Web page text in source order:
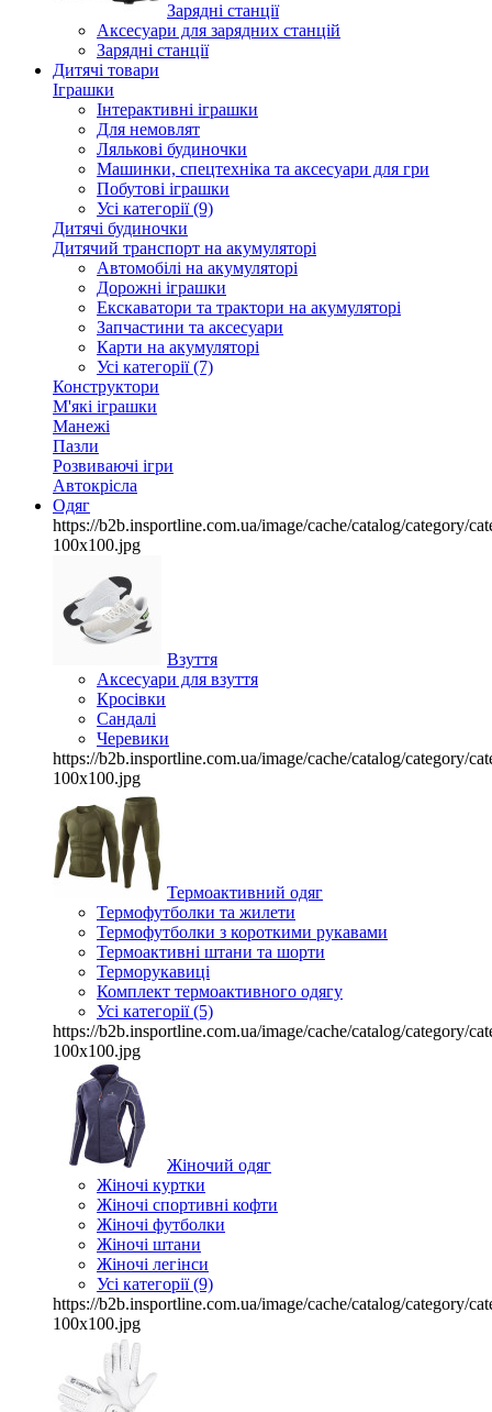
Зарядні станції
Аксесуари для зарядних станцій
Зарядні станції
Дитячі товари
Іграшки
Інтерактивні іграшки
Для немовлят
Лялькові будиночки
Машинки, спецтехніка та аксесуари для гри
Побутові іграшки
Усі категорії (9)
Дитячі будиночки
Дитячий транспорт на акумуляторі
Автомобілі на акумуляторі
Дорожні іграшки
Екскаватори та трактори на акумуляторі
Запчастини та аксесуари
Карти на акумуляторі
Усі категорії (7)
Конструктори
М'які іграшки
Манежі
Пазли
Розвиваючі ігри
Автокрісла
Одяг
https://b2b.insportline.com.ua/image/cache/catalog/category/
100x100.jpg
Взуття
Аксесуари для взуття
Кросівки
Сандалі
Черевики
https://b2b.insportline.com.ua/image/cache/catalog/category/
100x100.jpg
Термоактивний одяг
Термофутболки та жилети
Термофутболки з короткими рукавами
Термоактивні штани та шорти
Терморукавиці
Комплект термоактивного одягу
Усі категорії (5)
https://b2b.insportline.com.ua/image/cache/catalog/category/
100x100.jpg
Жіночий одяг
Жіночі куртки
Жіночі спортивні кофти
Жіночі футболки
Жіночі штани
Жіночі легінси
Усі категорії (9)
https://b2b.insportline.com.ua/image/cache/catalog/category/
100x100.jpg